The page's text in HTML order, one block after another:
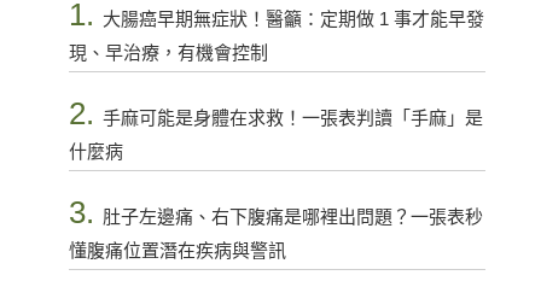
1. 大腸癌早期無症狀！醫籲：定期做 1 事才能早發
現、早治療，有機會控制
2. 手麻可能是身體在求救！一張表判讀「手麻」是
什麼病
3. 肚子左邊痛、右下腹痛是哪裡出問題？一張表秒
懂腹痛位置潛在疾病與警訊